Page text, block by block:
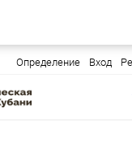
Определение Вход